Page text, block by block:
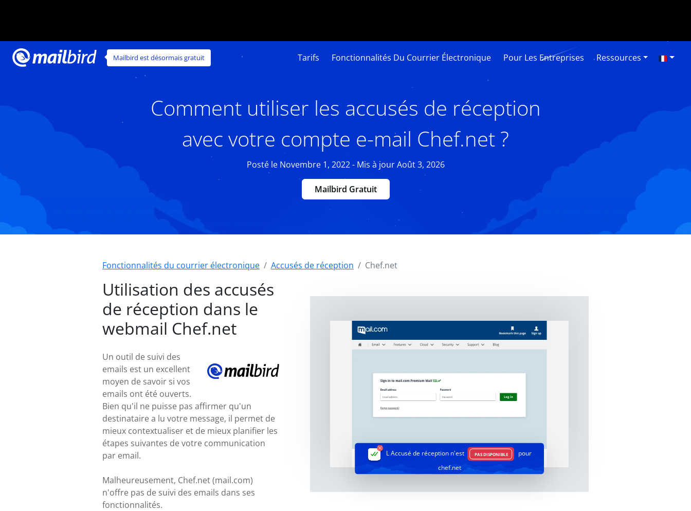
Mailbird est désormais gratuit Tarifs Fonctionnalités Du Courrier Électronique Pour Les Entreprises Ressources
Comment utiliser les accusés de réception
avec votre compte e-mail Chef.net ?
Posté le Novembre 1, 2022 - Mis à jour Août 3, 2026
Mailbird Gratuit
Fonctionnalités du courrier électronique Accusés de réception Chef.net
Utilisation des accusés
de réception dans le
webmail Chef.net
Un outil de suivi des
emails est un excellent
moyen de savoir si vos
emails ont été ouverts.
Bien qu'il ne puisse pas affirmer qu'un
destinataire a lu votre message, il permet de
mieux contextualiser et de mieux planifier les
étapes suivantes de votre communication
par email.
Malheureusement, Chef.net (mail.com)
n'offre pas de suivi des emails dans ses
fonctionnalités.
L Accusé de réceptionn'est PAS DISPONIBLE
pour
chef.net